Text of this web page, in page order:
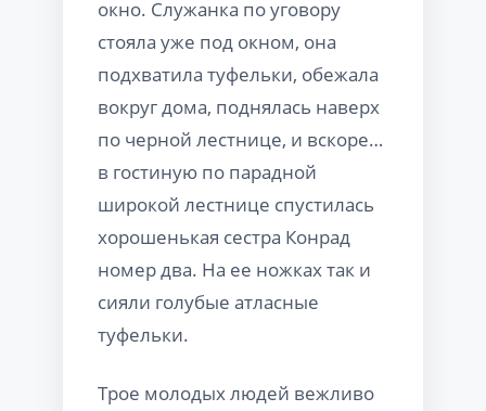
окно. Служанка по уговору
стояла уже под окном, она
подхватила туфельки, обежала
вокруг дома, поднялась наверх
по черной лестнице, и вскоре…
в гостиную по парадной
широкой лестнице спустилась
хорошенькая сестра Конрад
номер два. На ее ножках так и
сияли голубые атласные
туфельки.
Трое молодых людей вежливо